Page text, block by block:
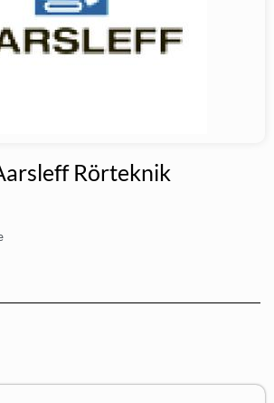
Rörteknik